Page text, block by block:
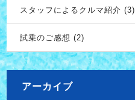
スタッフによるクルマ紹介 (3)
試乗のご感想 (2)
アーカイブ